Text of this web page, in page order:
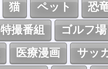
猫 ペット 恐
特撮番組 ゴルフ場
医療漫画 サッ